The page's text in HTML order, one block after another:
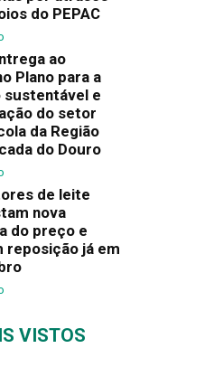
do PEPAC
ao
Plano para a
sustentável e
do setor
da Região
do Douro
de leite
nova
do preço e
reposição já em
VISTOS